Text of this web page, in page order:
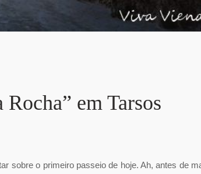
em Tarsos
sobre o primeiro passeio de hoje. Ah, antes de